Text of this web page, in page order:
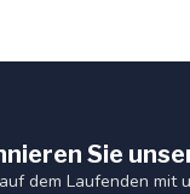
Sie
dem Laufenden mit